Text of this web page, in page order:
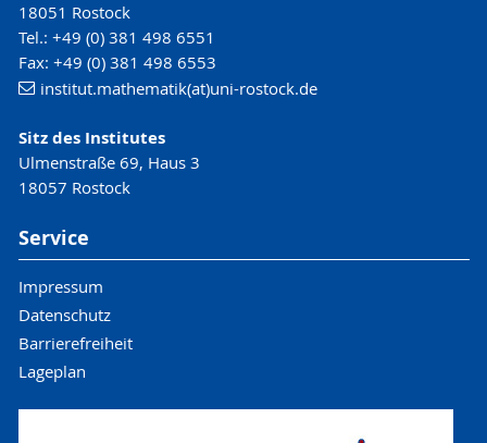
18051 Rostock
Tel.: +49 (0) 381 498 6551
Fax: +49 (0) 381 498 6553
institut.mathematik(at)uni-rostock.de
Sitz des Institutes
Ulmenstraße 69, Haus 3
18057 Rostock
Service
Impressum
Datenschutz
Barrierefreiheit
Lageplan